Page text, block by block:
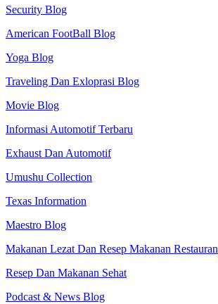
Security Blog
American FootBall Blog
Yoga Blog
Traveling Dan Exloprasi Blog
Movie Blog
Informasi Automotif Terbaru
Exhaust Dan Automotif
Umushu Collection
Texas Information
Maestro Blog
Makanan Lezat Dan Resep Makanan Restauran
Resep Dan Makanan Sehat
Podcast & News Blog